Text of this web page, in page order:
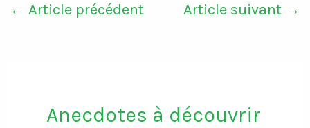
← Article précédent Article suivant →
Anecdotes à découvrir